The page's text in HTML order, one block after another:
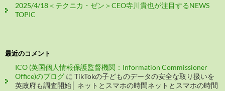
2025/4/18＜テクニカ・ゼン＞CEO寺川貴也が注目するNEWS
TOPIC
最近のコメント
ICO (英国個人情報保護監督機関：Information Commissioner
Office)のブログ に TikTokの子どものデータの安全な取り扱いを
英政府も調査開始│ ネットとスマホの時間ネットとスマホの時間